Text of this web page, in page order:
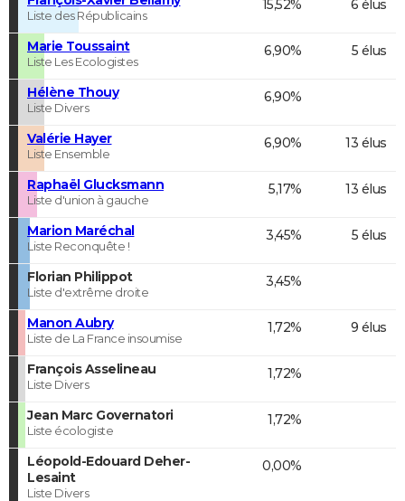
Liste des Républicains
15,52% 6 élus
Marie Toussaint
Liste Les Ecologistes
6,90% 5 élus
Hélène Thouy
Liste Divers
6,90%
Valérie Hayer
Liste Ensemble
6,90% 13 élus
Raphaël Glucksmann
Liste d'union à gauche
5,17% 13 élus
Marion Maréchal
Liste Reconquête !
3,45% 5 élus
Florian Philippot
Liste d'extrême droite
3,45%
Manon Aubry
Liste de La France insoumise
1,72% 9 élus
François Asselineau
Liste Divers
1,72%
Jean Marc Governatori
Liste écologiste
1,72%
Léopold-Edouard Deher-
Lesaint
Liste Divers
0,00%